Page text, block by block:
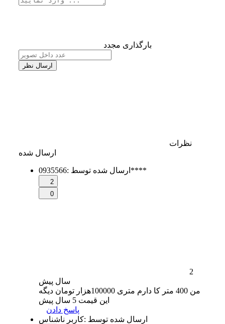
بارگذاری مجدد
ارسال نظر
نظرات
ارسال شده
ارسال شده توسط : 0935566****
2
0
2
سال پیش
من 400 متر کا دارم متری 100000هزار تومان دیگه
این قیمت 5 سال پیش
پاسخ دادن
ارسال شده توسط :کاربر ناشناس